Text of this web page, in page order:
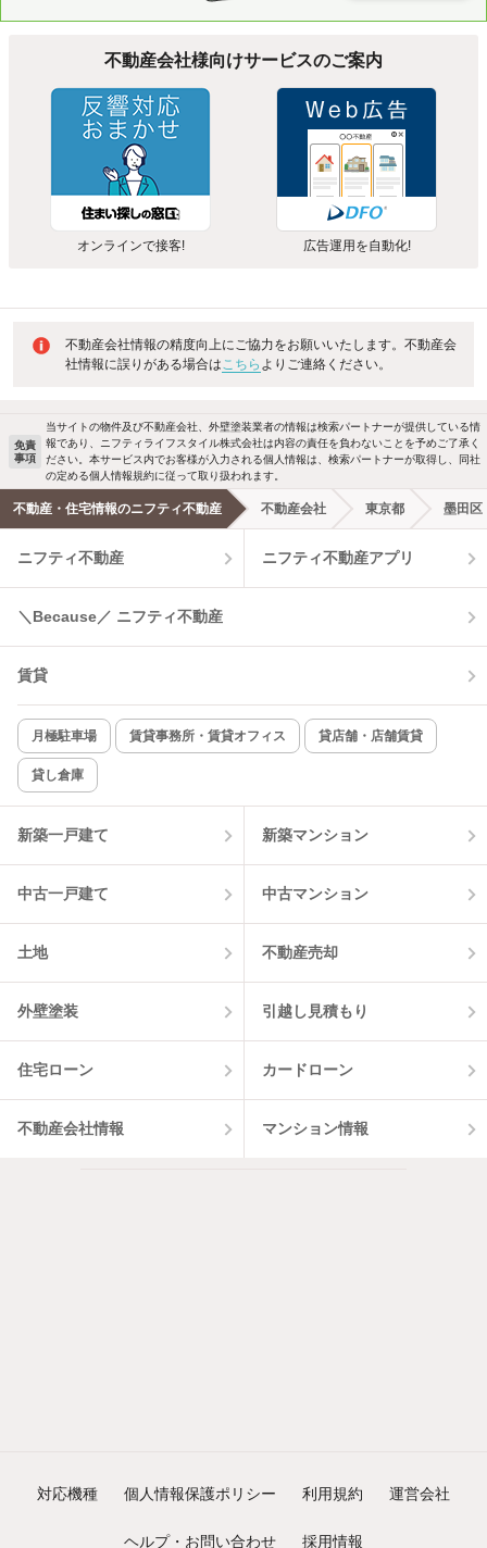
不動産会社様向けサービスのご案内
オンラインで接客! 広告運用を自動化!
不動産会社情報の精度向上にご協力をお願いいたします。不動産会
社情報に誤りがある場合はこちら よりご連絡ください。
免責
事項
当サイトの物件及び不動産会社、外壁塗装業者の情報は検索パートナーが提供している情
報であり、ニフティライフスタイル株式会社は内容の責任を負わないことを予めご了承く
ださい。本サービス内でお客様が入力される個人情報は、検索パートナーが取得し、同社
の定める個人情報規約に従って取り扱われます。
不動産・住宅情報のニフティ不動産 不動産会社 東京都 墨田区
ニフティ不動産 ニフティ不動産アプリ
＼Because／ ニフティ不動産
賃貸
月極駐車場 賃貸事務所・賃貸オフィス 貸店舗・店舗賃貸
貸し倉庫
新築一戸建て 新築マンション
中古一戸建て 中古マンション
土地 不動産売却
外壁塗装 引越し見積もり
住宅ローン カードローン
不動産会社情報 マンション情報
対応機種 個人情報保護ポリシー 利用規約 運営会社
ヘルプ・お問い合わせ 採用情報